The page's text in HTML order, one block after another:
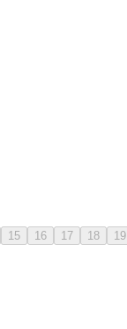
15 16 17 18 19